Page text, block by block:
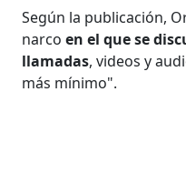
Según la publicación,
narcoen el que se
llamadas, videos y
más mínimo".